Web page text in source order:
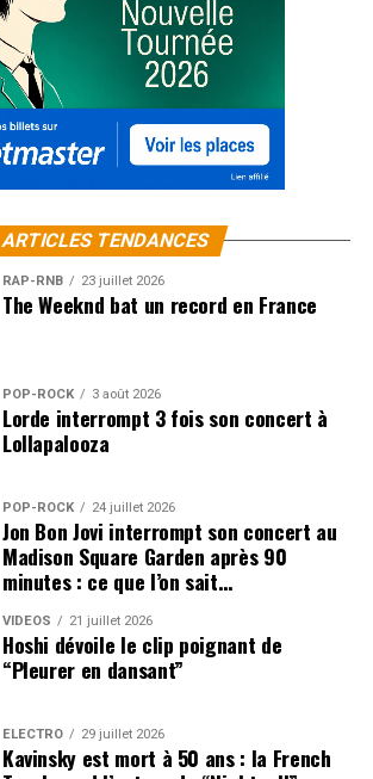
ARTICLES TENDANCES
RAP-RNB 23 juillet 2026
The Weeknd bat un record en France
POP-ROCK 3 août 2026
Lorde interrompt 3 fois son concert à
Lollapalooza
POP-ROCK 24 juillet 2026
Jon Bon Jovi interrompt son concert au
Madison Square Garden après 90
minutes : ce que l’on sait…
VIDEOS 21 juillet 2026
Hoshi dévoile le clip poignant de
“Pleurer en dansant”
ÉLECTRO 29 juillet 2026
Kavinsky est mort à 50 ans : la French